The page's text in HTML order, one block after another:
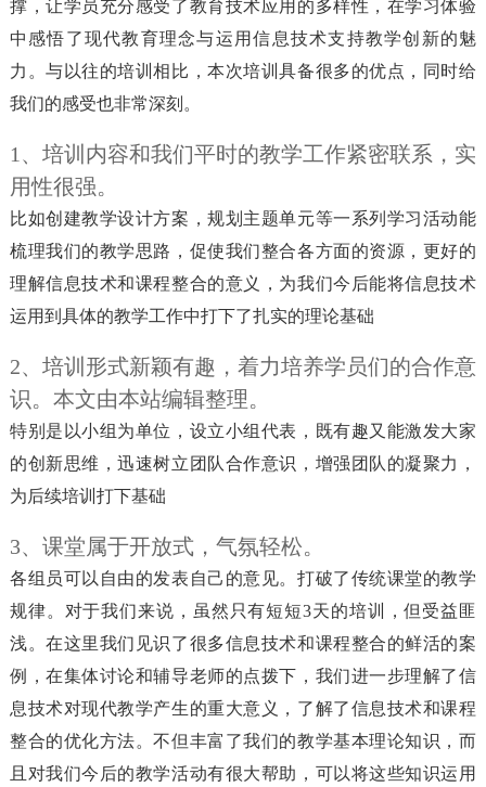
撑，让学员充分感受了教育技术应用的多样性，在学习体验
中感悟了现代教育理念与运用信息技术支持教学创新的魅
力。与以往的培训相比，本次培训具备很多的优点，同时给
我们的感受也非常深刻。
1、培训内容和我们平时的教学工作紧密联系，实
用性很强。
比如创建教学设计方案，规划主题单元等一系列学习活动能
梳理我们的教学思路，促使我们整合各方面的资源，更好的
理解信息技术和课程整合的意义，为我们今后能将信息技术
运用到具体的教学工作中打下了扎实的理论基础
2、培训形式新颖有趣，着力培养学员们的合作意
识。本文由本站编辑整理。
特别是以小组为单位，设立小组代表，既有趣又能激发大家
的创新思维，迅速树立团队合作意识，增强团队的凝聚力，
为后续培训打下基础
3、课堂属于开放式，气氛轻松。
各组员可以自由的发表自己的意见。打破了传统课堂的教学
规律。对于我们来说，虽然只有短短3天的培训，但受益匪
浅。在这里我们见识了很多信息技术和课程整合的鲜活的案
例，在集体讨论和辅导老师的点拨下，我们进一步理解了信
息技术对现代教学产生的重大意义，了解了信息技术和课程
整合的优化方法。不但丰富了我们的教学基本理论知识，而
且对我们今后的教学活动有很大帮助，可以将这些知识运用